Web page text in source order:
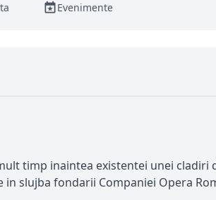
Evenimente
timp inaintea existentei unei
slujba fondarii Companiei Opera